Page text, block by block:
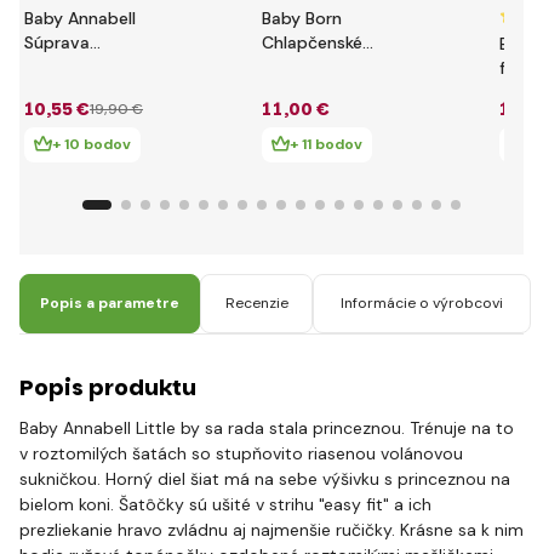
Baby Annabell
Súprava
10,55 €19,90 €
+ 10 bodov
Baby Born
Chlapčenské
43 cm
11,00 €
+ 11 bodov
Baby
16
Popis a parametre Recenzie Informácie o výrobcovi
Popis produktu
Baby Annabell Little by sa rada stala princeznou. Trénuje na to
v roztomilých šatách so stupňovito riasenou volánovou
sukničkou. Horný diel šiat má na sebe výšivku s princeznou na
bielom koni. Šatôčky sú ušité v strihu "easy fit" a ich
prezliekanie hravo zvládnu aj najmenšie ručičky. Krásne sa k nim